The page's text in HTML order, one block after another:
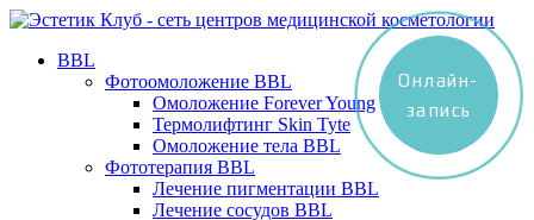
BBL
Фотоомоложение BBL
Омоложение Forever Young
Термолифтинг Skin Tyte
Омоложение тела BBL
Фототерапия BBL
Лечение пигментации BBL
Лечение сосудов BBL
Онлайн-
запись